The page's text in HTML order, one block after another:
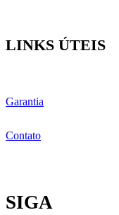
LINKS ÚTEIS
Garantia
Contato
SIGA